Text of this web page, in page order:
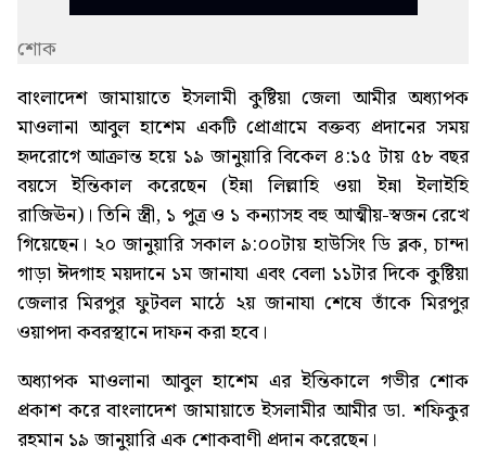
শোক
বাংলাদেশ জামায়াতে ইসলামী কুষ্টিয়া জেলা আমীর অধ্যাপক
মাওলানা আবুল হাশেম একটি প্রোগ্রামে বক্তব্য প্রদানের সময়
হৃদরোগে আক্রান্ত হয়ে ১৯ জানুয়ারি বিকেল ৪:১৫ টায় ৫৮ বছর
বয়সে ইন্তিকাল করেছেন (ইন্না লিল্লাহি ওয়া ইন্না ইলাইহি
রাজিঊন)। তিনি স্ত্রী, ১ পুত্র ও ১ কন্যাসহ বহু আত্মীয়-স্বজন রেখে
গিয়েছেন। ২০ জানুয়ারি সকাল ৯:০০টায় হাউসিং ডি ব্লক, চান্দা
গাড়া ঈদগাহ ময়দানে ১ম জানাযা এবং বেলা ১১টার দিকে কুষ্টিয়া
জেলার মিরপুর ফুটবল মাঠে ২য় জানাযা শেষে তাঁকে মিরপুর
ওয়াপদা কবরস্থানে দাফন করা হবে।
অধ্যাপক মাওলানা আবুল হাশেম এর ইন্তিকালে গভীর শোক
প্রকাশ করে বাংলাদেশ জামায়াতে ইসলামীর আমীর ডা. শফিকুর
রহমান ১৯ জানুয়ারি এক শোকবাণী প্রদান করেছেন।